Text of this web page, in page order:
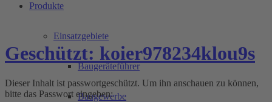
Produkte
Einsatzgebiete
Baugeräteführer
Baugewerbe
Geschützt: koier978234klou9s
Dieser Inhalt ist passwortgeschützt. Um ihn anschauen zu können,
bitte das Passwort eingeben: